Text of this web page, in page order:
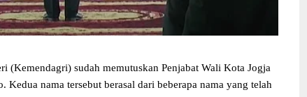
(Kemendagri) sudah memutuskan Penjabat Wali Kota Jogja
nama tersebut berasal dari beberapa nama yang telah